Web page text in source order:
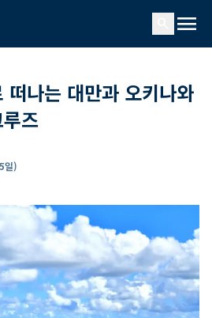
menu
떠나는 대만과 오키나와
즈
5일)